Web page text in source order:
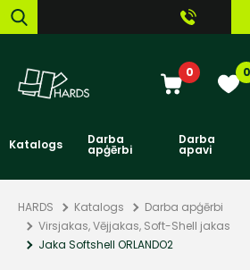
0 0
Katalogs Darba
apģērbi
Darba
apavi
HARDS Katalogs
Darba apģērbi
Virsjakas, Vējjakas, Soft-Shell jakas
Jaka Softshell ORLANDO2